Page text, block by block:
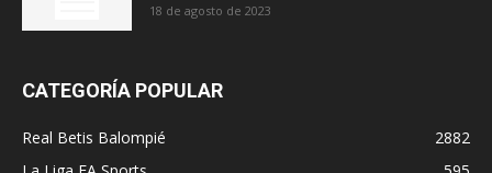
18 de agosto de 2023
CATEGORÍA POPULAR
Real Betis Balompié
2882